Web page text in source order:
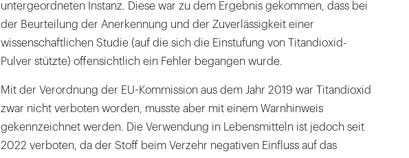
untergeordneten Instanz. Diese war zu dem Ergebnis gekommen, dass bei
der Beurteilung der Anerkennung und der Zuverlässigkeit einer
wissenschaftlichen Studie (auf die sich die Einstufung von Titandioxid-
Pulver stützte) offensichtlich ein Fehler begangen wurde.
Mit der Verordnung der EU-Kommission aus dem Jahr 2019 war Titandioxid
zwar nicht verboten worden, musste aber mit einem Warnhinweis
gekennzeichnet werden. Die Verwendung in Lebensmitteln ist jedoch seit
2022 verboten, da der Stoff beim Verzehr negativen Einfluss auf das